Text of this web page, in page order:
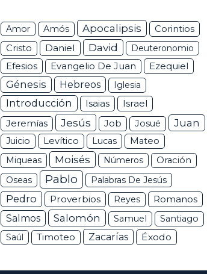
Amor Amós Apocalipsis Corintios
Cristo Daniel David Deuteronomio
Efesios Evangelio De Juan Ezequiel
Génesis Hebreos Iglesia
Introducción Isaias Israel
Jeremías Jesús Job Josué Juan
Juicio Levítico Lucas
Mateo
Miqueas
Moisés Números
Oración
Oseas
Pablo Palabras De Jesús
Pedro Proverbios Reyes
Romanos
Salmos
Salomón Samuel
Santiago
Saúl
Timoteo Zacarías Éxodo